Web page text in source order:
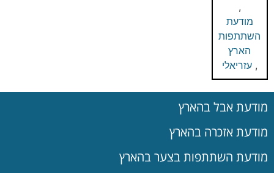
,
מודעת
השתתפות
הארץ
, עזריאלי
מודעת אבל בהארץ
מודעת אזכרה בהארץ
מודעת השתתפות בצער בהארץ